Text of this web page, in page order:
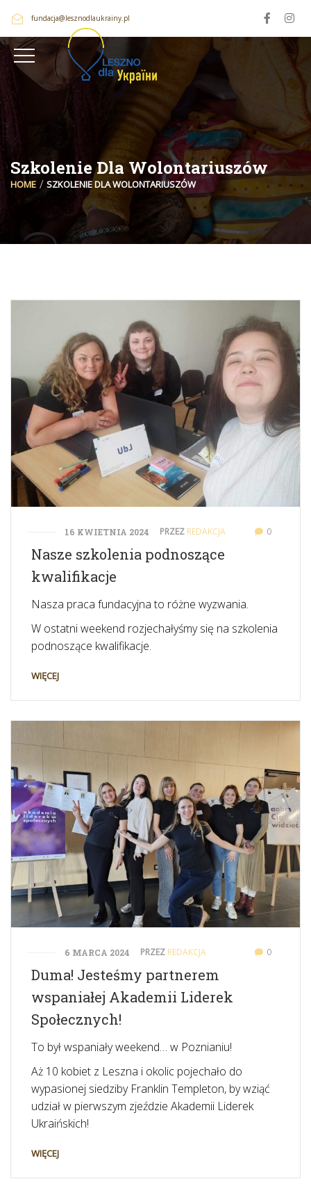
fundacja@lesznodlaukrainy.pl
Szkolenie Dla Wolontariuszów
HOME SZKOLENIE DLA WOLONTARIUSZÓW
16 KWIETNIA 2024 PRZEZ REDAKCJA 0
Nasze szkolenia podnoszące
kwalifikacje
Nasza praca fundacyjna to różne wyzwania.
W ostatni weekend rozjechałyśmy się na szkolenia
podnoszące kwalifikacje.
WIĘCEJ
6 MARCA 2024 PRZEZ REDAKCJA 0
Duma! Jesteśmy partnerem
wspaniałej Akademii Liderek
Społecznych!
To był wspaniały weekend… w Poznianiu!
Aż 10 kobiet z Leszna i okolic pojechało do
wypasionej siedziby Franklin Templeton, by wziąć
udział w pierwszym zjeździe Akademii Liderek
Ukraińskich!
WIĘCEJ